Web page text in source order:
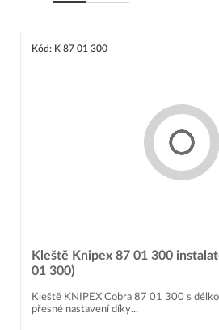
Kód: K 87 01 300
Kleště Knipex 87 01 300
01 300)
Kleště KNIPEX Cobra 87 01 300 s
přesné nastavení díky...